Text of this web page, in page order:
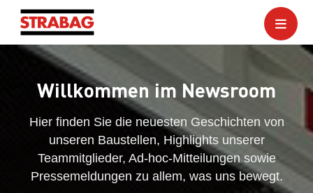
Willkommen im Newsroom
Hier finden Sie die neuesten Geschichten von
unseren Baustellen, Highlights unserer
Teammitglieder, Ad-hoc-Mitteilungen sowie
Pressemeldungen zu allem, was uns bewegt.